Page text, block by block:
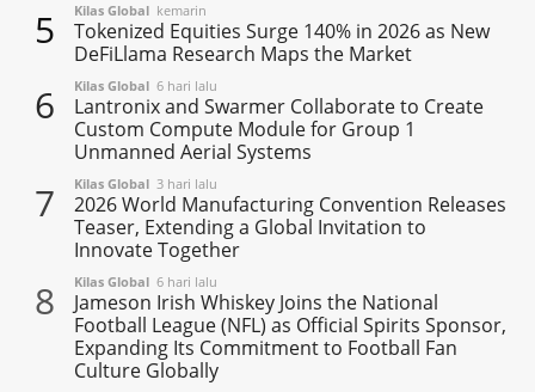
5 Kilas Global kemarin
Tokenized Equities Surge 140% in 2026 as New
DeFiLlama Research Maps the Market
6 Kilas Global 6 hari lalu
Lantronix and Swarmer Collaborate to Create
Custom Compute Module for Group 1
Unmanned Aerial Systems
7 Kilas Global 3 hari lalu
2026 World Manufacturing Convention Releases
Teaser, Extending a Global Invitation to
Innovate Together
8 Kilas Global 6 hari lalu
Jameson Irish Whiskey Joins the National
Football League (NFL) as Official Spirits Sponsor,
Expanding Its Commitment to Football Fan
Culture Globally